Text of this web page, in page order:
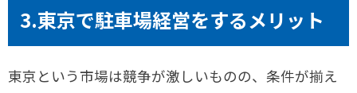
3.東京で駐車場経営をするメリット
東京という市場は競争が激しいものの、条件が揃え